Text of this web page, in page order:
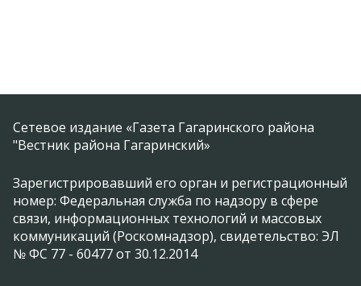
Сетевое издание «Газета Гагаринского района
"Вестник района Гагаринский»
Зарегистрировавший его орган и регистрационный
номер: Федеральная служба по надзору в сфере
связи, информационных технологий и массовых
коммуникаций (Роскомнадзор), свидетельство: ЭЛ
№ ФС 77 - 60477 от 30.12.2014